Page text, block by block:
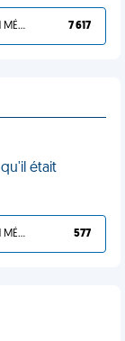
TU L'AS BIEN MÉRITÉ 7 617
était
TU L'AS BIEN MÉRITÉ 577